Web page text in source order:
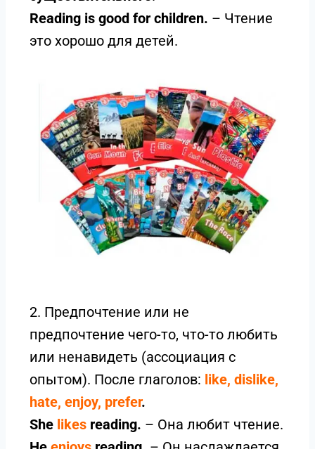
Reading is good for children. – Чтение
это хорошо для детей.
2. Предпочтение или не
предпочтение чего-то, что-то любить
или ненавидеть (ассоциация с
опытом). После глаголов: like, dislike,
hate, enjoy, prefer.
She likes reading. – Она любит чтение.